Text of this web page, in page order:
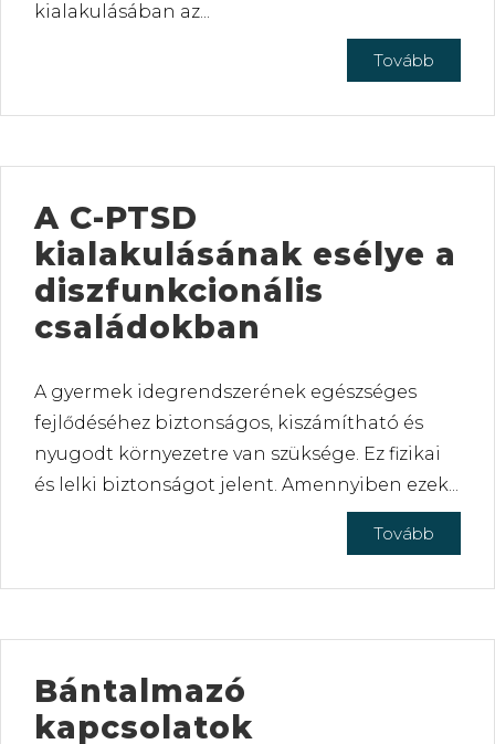
kialakulásában az...
Tovább
A C-PTSD
kialakulásának esélye a
diszfunkcionális
családokban
A gyermek idegrendszerének egészséges
fejlődéséhez biztonságos, kiszámítható és
nyugodt környezetre van szüksége. Ez fizikai
és lelki biztonságot jelent. Amennyiben ezek...
Tovább
Bántalmazó
kapcsolatok